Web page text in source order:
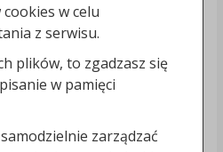
w celu
z serwisu.
plików, to zgadzasz się
w pamięci
zarządzać